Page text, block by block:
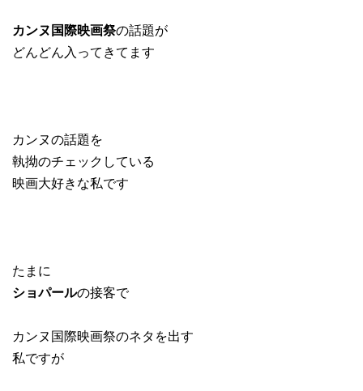
カンヌ国際映画祭の話題が
どんどん入ってきてます
カンヌの話題を
執拗のチェックしている
映画大好きな私です
たまに
ショパールの接客で
カンヌ国際映画祭のネタを出す
私ですが